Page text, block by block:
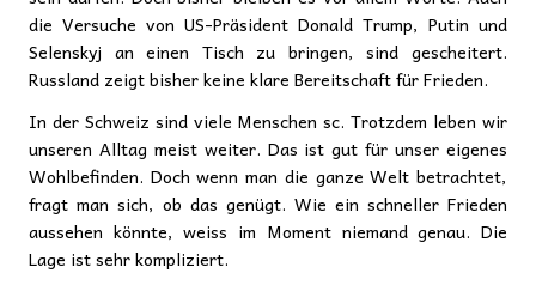
die Versuche von US-Präsident Donald Trump, Putin und
Selenskyj an einen Tisch zu bringen, sind gescheitert.
Russland zeigt bisher keine klare Bereitschaft für Frieden.
In der Schweiz sind viele Menschen sc. Trotzdem leben wir
unseren Alltag meist weiter. Das ist gut für unser eigenes
Wohlbefinden. Doch wenn man die ganze Welt betrachtet,
fragt man sich, ob das genügt. Wie ein schneller Frieden
aussehen könnte, weiss im Moment niemand genau. Die
Lage ist sehr kompliziert.